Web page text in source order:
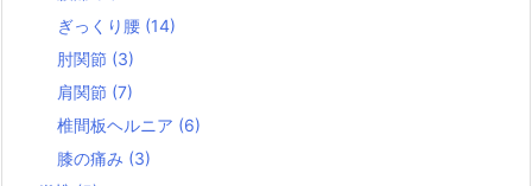
ぎっくり腰 (14)
肘関節 (3)
肩関節 (7)
椎間板ヘルニア (6)
膝の痛み (3)